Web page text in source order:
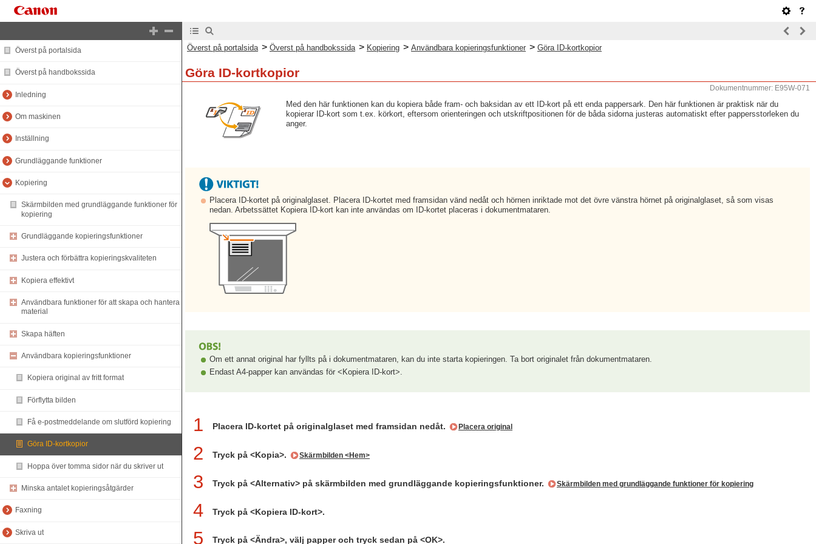
Överst på portalsida
Överst på handbokssida
Inledning
Om maskinen
Inställning
Grundläggande funktioner
Kopiering
Skärmbilden med grundläggande funktioner för
kopiering
Grundläggande kopieringsfunktioner
Justera och förbättra kopieringskvaliteten
Kopiera effektivt
Användbara funktioner för att skapa och hantera
material
Skapa häften
Användbara kopieringsfunktioner
Kopiera original av fritt format
Förflytta bilden
Få e-postmeddelande om slutförd kopiering
Göra ID-kortkopior
Hoppa över tomma sidor när du skriver ut
Minska antalet kopieringsåtgärder
Faxning
Skriva ut
Överst på portalsida > Överst på handbokssida > Kopiering > Användbara kopieringsfunktioner > Göra ID-kortkopior
Göra ID-kortkopior
Dokumentnummer: E95W-071
Med den här funktionen kan du kopiera både fram- och baksidan av ett ID-kort på ett enda pappersark. Den här funktionen är praktisk när du
kopierar ID-kort som t.ex. körkort, eftersom orienteringen och utskriftpositionen för de båda sidorna justeras automatiskt efter pappersstorleken du
anger.
Placera ID-kortet på originalglaset. Placera ID-kortet med framsidan vänd nedåt och hörnen inriktade mot det övre vänstra hörnet på originalglaset, så som visas
nedan. Arbetssättet Kopiera ID-kort kan inte användas om ID-kortet placeras i dokumentmataren.
Om ett annat original har fyllts på i dokumentmataren, kan du inte starta kopieringen. Ta bort originalet från dokumentmataren.
Endast A4-papper kan användas för <Kopiera ID-kort>.
1 Placera ID-kortet på originalglaset med framsidan nedåt. Placera original
2 Tryck på <Kopia>. Skärmbilden <Hem>
3 Tryck på <Alternativ> på skärmbilden med grundläggande kopieringsfunktioner. Skärmbilden med grundläggande funktioner för kopiering
4 Tryck på <Kopiera ID-kort>.
5 Tryck på <Ändra>, välj papper och tryck sedan på <OK>.